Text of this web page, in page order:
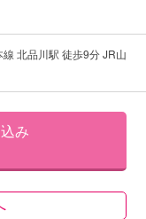
北品川駅 徒歩9分 JR山
み